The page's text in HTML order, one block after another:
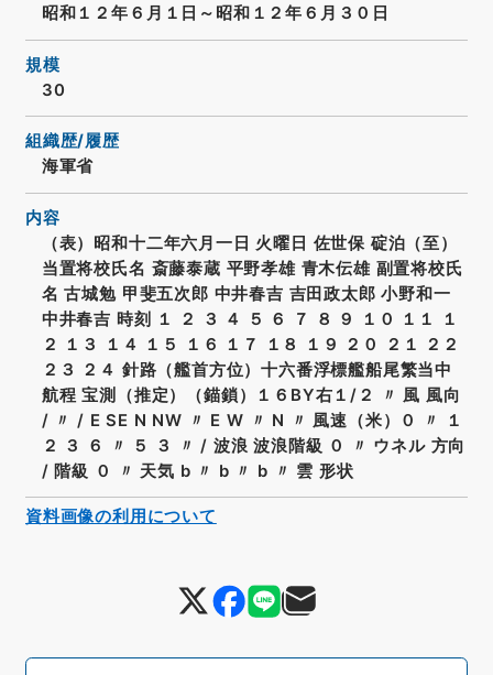
昭和１２年６月１日～昭和１２年６月３０日
規模
30
組織歴/履歴
海軍省
内容
（表）昭和十二年六月一日 火曜日 佐世保 碇泊（至）
当置将校氏名 斎藤泰蔵 平野孝雄 青木伝雄 副置将校氏
名 古城勉 甲斐五次郎 中井春吉 吉田政太郎 小野和一
中井春吉 時刻 １ ２ ３ ４ ５ ６ ７ ８ ９ １０ １１ １
２ １３ １４ １５ １６ １７ １８ １９ ２０ ２１ ２２
２３ ２４ 針路（艦首方位）十六番浮標艦船尾繁当中
航程 宝測（推定）（錨鎖）１６BY右１/２ 〃 風 風向
/ 〃 / E SE N NW 〃 E W 〃 N 〃 風速（米）０ 〃 １
２ ３ ６ 〃 ５ ３ 〃 / 波浪 波浪階級 ０ 〃 ウネル 方向
/ 階級 ０ 〃 天気 b 〃 b 〃 b 〃 雲 形状
資料画像の利用について